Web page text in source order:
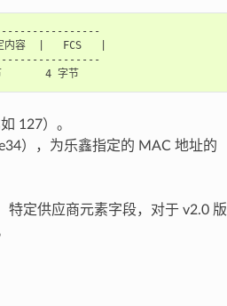
内容  |   FCS   |
   24 字节        1 字节        3 字节      4 字节      7-x 字节       4 字节
127）。
），为乐鑫指定的 MAC 地址的
特定供应商元素字段，对于 v2.0 版